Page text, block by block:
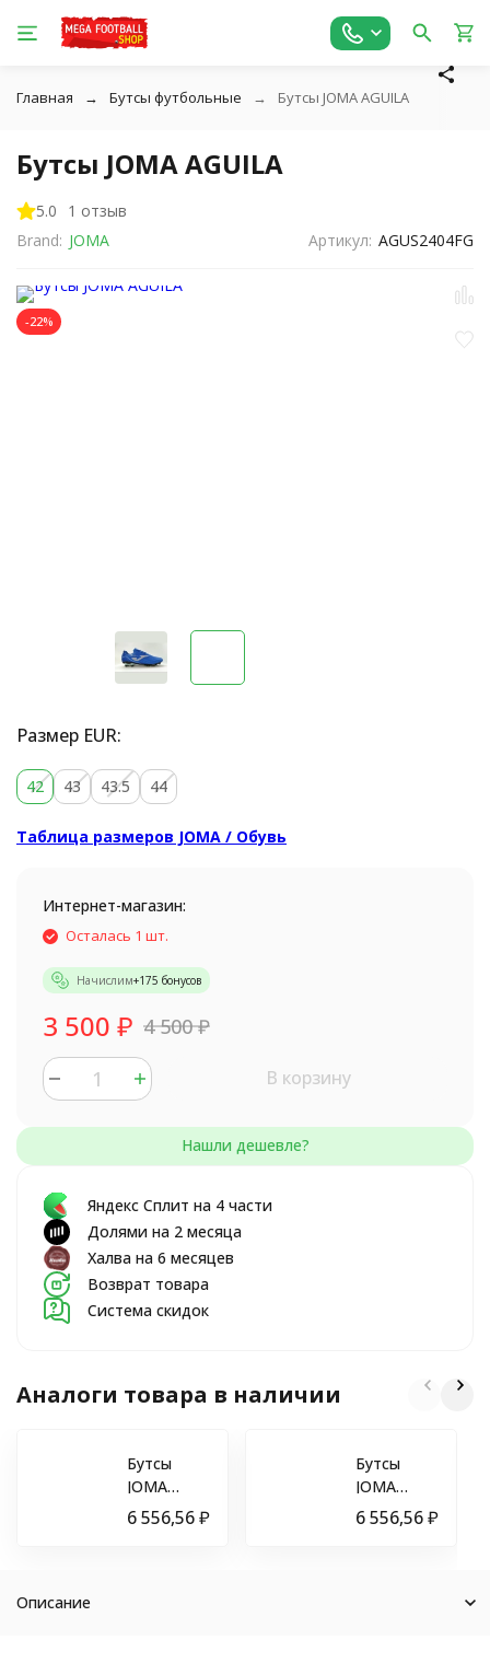
Главная Бутсы футбольные Бутсы JOMA AGUILA
Бутсы JOMA AGUILA
5.0
1 отзыв
Brand: JOMA Артикул: AGUS2404FG
-22%
Размер EUR:
42 43 43.5 44
Таблица размеров JOMA / Обувь
Интернет-магазин:
Осталась 1 шт.
Начислим+175 бонусов
3 500 ₽ 4 500₽
В корзину
Яндекс Сплит на 4 части
Долями на 2 месяца
Халва на 6 месяцев
Возврат товара
Система скидок
Аналоги товара в наличии
Бутсы
JOMA
AGUILA
CUP 2601
6 556,56₽
Бутсы
JOMA
AGUILA
6 556,56₽
Описание